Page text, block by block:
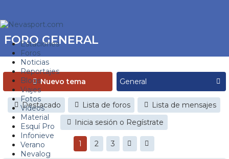
Estaciones
Foros
Noticias
Reportajes
Blogs
Viajes
Fotos
Videos
Material
Esquí Pro
Infonieve
Verano
Nevalog
FORO GENERAL
Nuevo tema
Destacado Lista de foros
Lista de mensajes
Inicia sesión o Regístrate
1 2 3